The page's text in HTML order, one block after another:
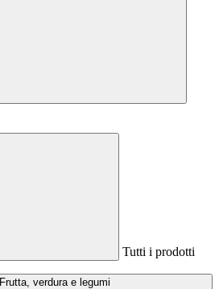
Tutti i prodotti
Frutta, verdura e legumi